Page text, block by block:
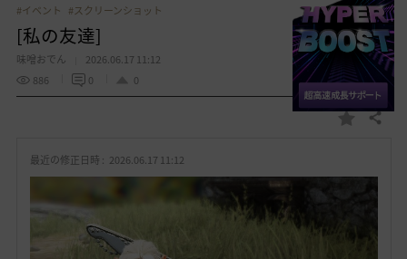
#イベント #スクリーンショット
[私の友達]
味噌おでん
2026.06.17 11:12
886
0 0
お 共有する
最近の修正日時 : 2026.06.17 11:12